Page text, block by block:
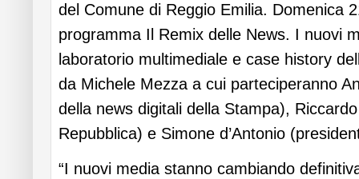
del Comune di Reggio Emilia. Domenica
programma Il Remix delle News. I nuovi
laboratorio multimediale e case history
da Michele Mezza a cui parteciperanno
della news digitali della Stampa),
Repubblica) e Simone d’Antonio
“I nuovi media stanno cambiando